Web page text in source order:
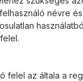
névre
felel az általa a